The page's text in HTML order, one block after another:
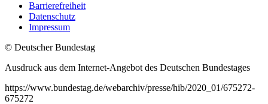
Barrierefreiheit
Datenschutz
Impressum
© Deutscher Bundestag
Ausdruck aus dem Internet-Angebot des Deutschen Bundestages
https://www.bundestag.de/webarchiv/presse/hib/2020_01/675272-
675272